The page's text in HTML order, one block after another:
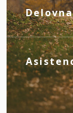
novim
Z
dohodka
bolezni ali
delo.
Tu smo za
nezgode